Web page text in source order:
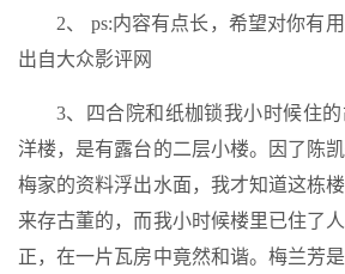
2、 ps:内容有点长，希望对你有
出自大众影评网
3、四合院和纸枷锁我小时候住
洋楼，是有露台的二层小楼。因了陈
梅家的资料浮出水面，我才知道这栋
来存古董的，而我小时候楼里已住了
正，在一片瓦房中竟然和谐。梅兰芳